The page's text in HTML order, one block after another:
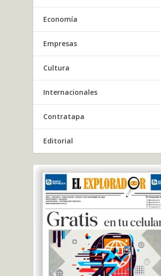
Economía
Empresas
Cultura
Internacionales
Contratapa
Editorial